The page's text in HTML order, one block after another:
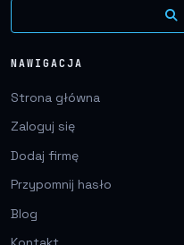
NAWIGACJA
Strona główna
Zaloguj się
Dodaj firmę
Przypomnij hasło
Blog